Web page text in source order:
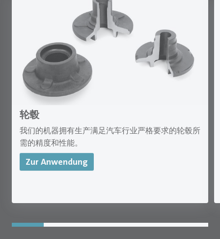
轮毂
我们的机器拥有生产满足汽车行业严格要求的轮毂所
需的精度和性能。
Zur Anwendung